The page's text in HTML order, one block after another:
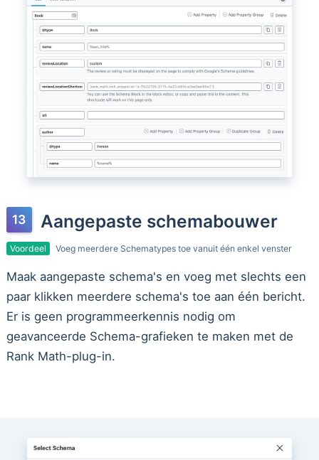
Aangepaste schemabouwer
Voordeel Voeg meerdere Schematypes toe vanuit één enkel venster
Maak aangepaste schema's en voeg met slechts een
paar klikken meerdere schema's toe aan één bericht.
Er is geen programmeerkennis nodig om
geavanceerde Schema-grafieken te maken met de
Rank Math-plug-in.